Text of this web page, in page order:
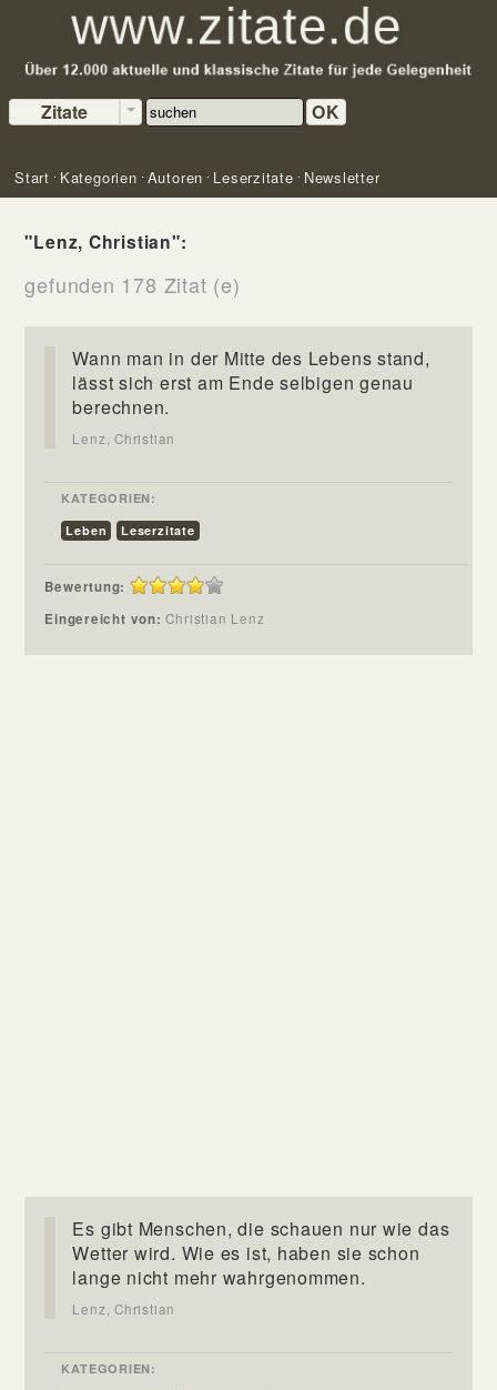
Zitate OK
Start Kategorien Autoren Leserzitate Newsletter
"Lenz, Christian":
gefunden 178 Zitat (e)
Wann man in der Mitte des Lebens stand,
lässt sich erst am Ende selbigen genau
berechnen.
Lenz, Christian
KATEGORIEN:
Leben
Leserzitate
Bewertung:
Eingereicht von:Christian Lenz
Es gibt Menschen, die schauen nur wie das
Wetter wird. Wie es ist, haben sie schon
lange nicht mehr wahrgenommen.
Lenz, Christian
KATEGORIEN: